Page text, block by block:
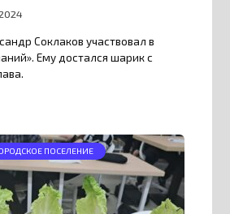
Соклаков участвовал в
Ему достался шарик с
ПОСЕЛЕНИЕ